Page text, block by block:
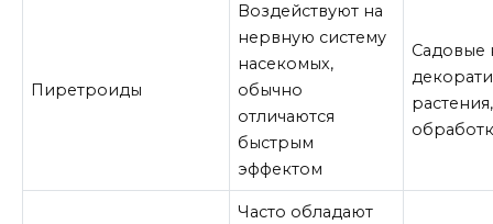
Пиретроиды
Воздействуют на
нервную систему
насекомых,
обычно
отличаются
быстрым
эффектом
Садовые
Часто обладают